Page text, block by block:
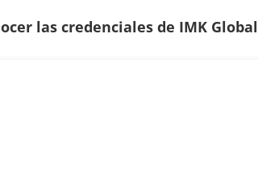
las credenciales de IMK